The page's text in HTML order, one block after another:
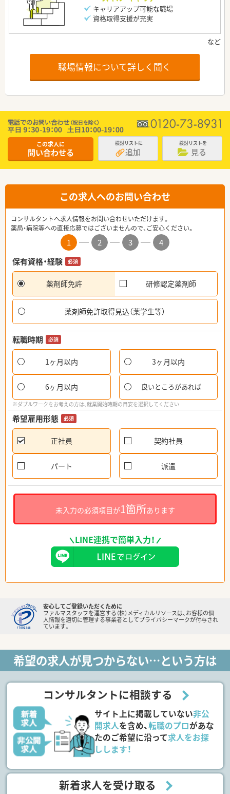
キャリアアップ可能な職場
資格取得支援が充実
職場情報について詳しく聞く
この求人に
問い合わせる
検討リストに
追加
検討リストを
見る
この求人へのお問い合わせ
コンサルタントへ求人情報をお問い合わせいただけます。
薬局・病院等への直接応募ではございませんので、ご安心ください。
1 2 3
4
保有資格・経験
必須
薬剤師免許 研修認定薬剤師
薬剤師免許取得見込（薬学生等）
転職時期 必須
1ヶ月以内 3ヶ月以内
6ヶ月以内 良いところがあれば
※ダブルワークをお考えの方は、就業開始時期の目安を選択してください
希望雇用形態 必須
正社員 契約社員
パート 派遣
未入力の必須項目が1箇所あります
LINE連携で簡単入力！
安心してご登録いただくために
ファルマスタッフを運営する（株）メディカルリソースは、お客様の個
人情報を適切に管理する事業者としてプライバシーマークが付与され
ています。
希望の求人が見つからない…という方は
コンサルタントに相談する
サイト上に掲載していない非公
開求人を含め、転職のプロがあな
たのご希望に沿って求人をお探
しします！
新着求人を受け取る